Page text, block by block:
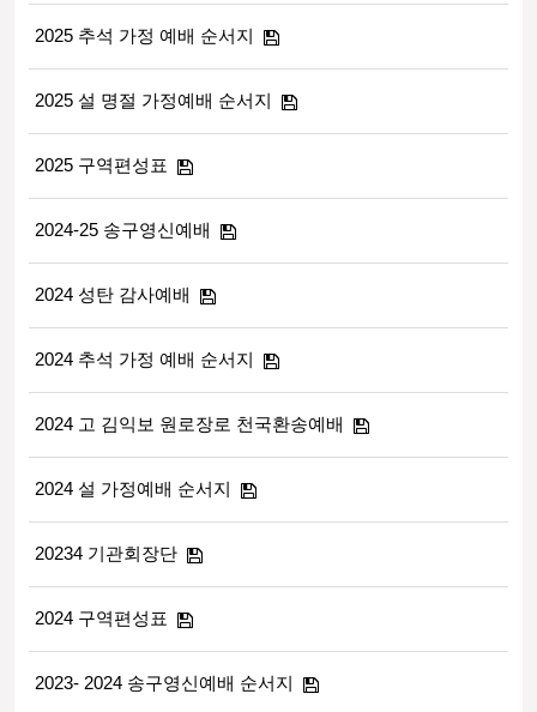
2025 추석 가정 예배 순서지
2025 설 명절 가정예배 순서지
2025 구역편성표
2024-25 송구영신예배
2024 성탄 감사예배
2024 추석 가정 예배 순서지
2024 고 김익보 원로장로 천국환송예배
2024 설 가정예배 순서지
20234 기관회장단
2024 구역편성표
2023- 2024 송구영신예배 순서지